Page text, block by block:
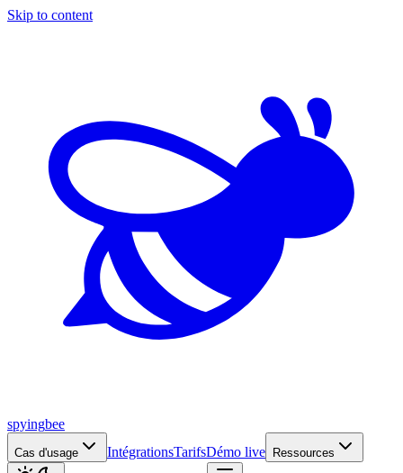
Skip to content
spyingbee
Cas d'usage IntégrationsTarifsDémo live Ressources